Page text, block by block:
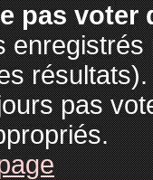
pas voter
pas